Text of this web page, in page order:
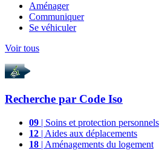
Aménager
Communiquer
Se véhiculer
Voir tous
Recherche par Code Iso
09 | Soins et protection personnels
12 | Aides aux déplacements
18 | Aménagements du logement